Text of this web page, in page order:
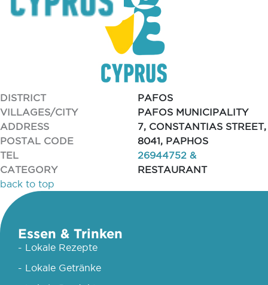
DISTRICT
PAFOS
VILLAGES/CITY
PAFOS MUNICIPALITY
ADDRESS
7, CONSTANTIAS STREET,
POSTAL CODE
8041, PAPHOS
TEL
26944752 &
CATEGORY
RESTAURANT
back to top
Essen & Trinken
- Lokale Rezepte
- Lokale Getränke